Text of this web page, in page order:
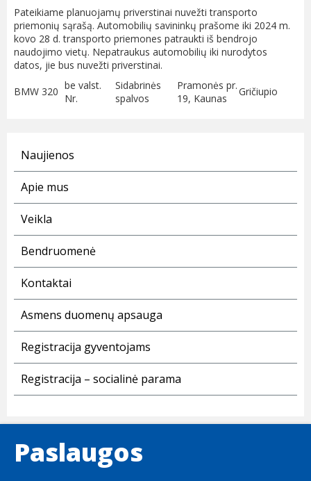
Pateikiame planuojamų priverstinai nuvežti transporto
priemonių sąrašą. Automobilių savininkų prašome iki 2024 m.
kovo 28 d. transporto priemones patraukti iš bendrojo
naudojimo vietų. Nepatraukus automobilių iki nurodytos
datos, jie bus nuvežti priverstinai.
BMW 320 be valst.
Nr.
Sidabrinės
spalvos
Pramonės pr.
19, Kaunas
Gričiupio
Naujienos
Apie mus
Veikla
Bendruomenė
Kontaktai
Asmens duomenų apsauga
Registracija gyventojams
Registracija – socialinė parama
Paslaugos